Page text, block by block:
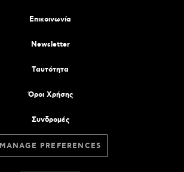
Επικοινωνία
Newsletter
Tαυτότητα
Όροι Χρήσης
Συνδρομές
MANAGE PREFERENCES